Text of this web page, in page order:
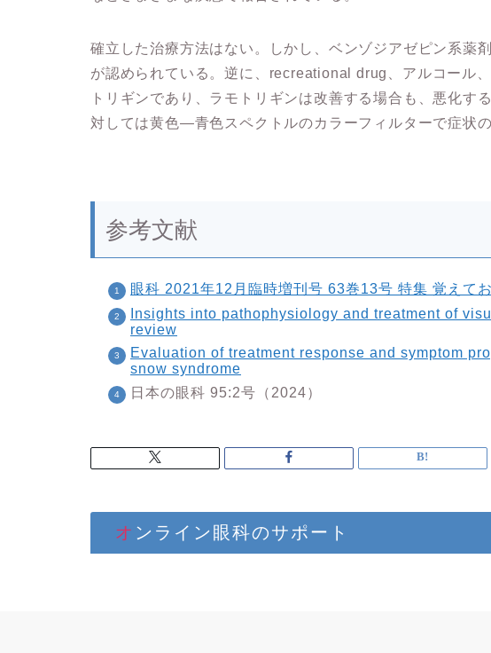
確立した治療方法はない。しかし、ベンゾジアゼピン系薬
が認められている。逆に、recreational drug、アルコール
トリギンであり、ラモトリギンは改善する場合も、悪化す
対しては黄色―青色スペクトルのカラーフィルターで症状
参考文献
眼科 2021年12月臨時増刊号 63巻13号 特集 覚えて
Insights into pathophysiology and treatment of
review
Evaluation of treatment response and symptom
snow syndrome
日本の眼科 95:2号（2024）
オンライン眼科のサポート